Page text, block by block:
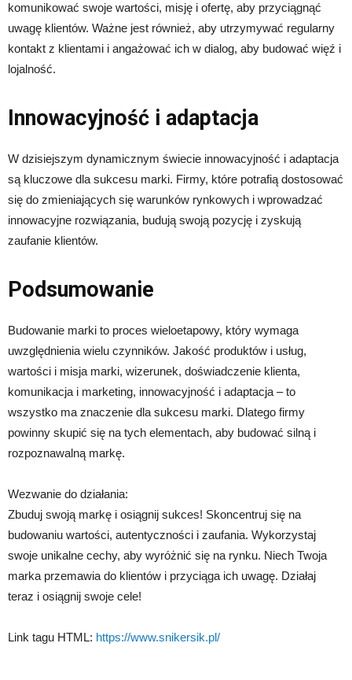
komunikować swoje wartości, misję i ofertę, aby przyciągnąć
uwagę klientów. Ważne jest również, aby utrzymywać regularny
kontakt z klientami i angażować ich w dialog, aby budować więź i
lojalność.
Innowacyjność i adaptacja
W dzisiejszym dynamicznym świecie innowacyjność i adaptacja
są kluczowe dla sukcesu marki. Firmy, które potrafią dostosować
się do zmieniających się warunków rynkowych i wprowadzać
innowacyjne rozwiązania, budują swoją pozycję i zyskują
zaufanie klientów.
Podsumowanie
Budowanie marki to proces wieloetapowy, który wymaga
uwzględnienia wielu czynników. Jakość produktów i usług,
wartości i misja marki, wizerunek, doświadczenie klienta,
komunikacja i marketing, innowacyjność i adaptacja – to
wszystko ma znaczenie dla sukcesu marki. Dlatego firmy
powinny skupić się na tych elementach, aby budować silną i
rozpoznawalną markę.
Wezwanie do działania:
Zbuduj swoją markę i osiągnij sukces! Skoncentruj się na
budowaniu wartości, autentyczności i zaufania. Wykorzystaj
swoje unikalne cechy, aby wyróżnić się na rynku. Niech Twoja
marka przemawia do klientów i przyciąga ich uwagę. Działaj
teraz i osiągnij swoje cele!
Link tagu HTML: https://www.snikersik.pl/